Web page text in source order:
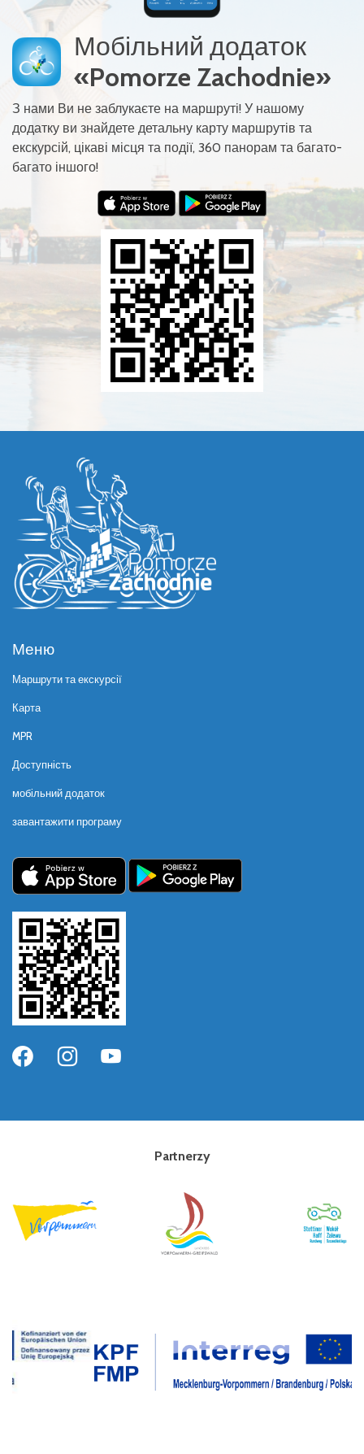
Мобільний додаток
«Pomorze Zachodnie»
З нами Ви не заблукаєте на маршруті! У нашому
додатку ви знайдете детальну карту маршрутів та
екскурсій, цікаві місця та події, 360 панорам та багато-
багато іншого!
Меню
Маршрути та екскурсії
Карта
MPR
Доступність
мобільний додаток
завантажити програму
Partnerzy